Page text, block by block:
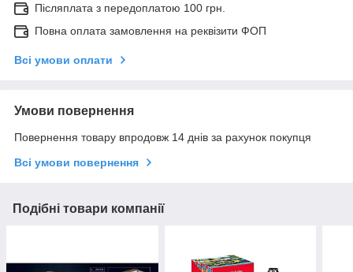
Післяплата з передоплатою 100 грн.
Повна оплата замовлення на реквізити ФОП
Всі умови оплати
Умови повернення
Повернення товару впродовж 14 днів за рахунок покупця
Всі умови повернення
Подібні товари компанії